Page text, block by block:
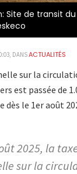
Site de transit
DANSACTUALITÉS
sur la
est passée de
dès le 1er août
2025, la
sur la